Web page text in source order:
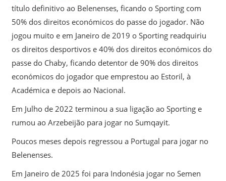
título definitivo ao Belenenses, ficando o Sporting com
50% dos direitos económicos do passe do jogador. Não
jogou muito e em Janeiro de 2019 o Sporting readquiriu
os direitos desportivos e 40% dos direitos económicos do
passe do Chaby, ficando detentor de 90% dos direitos
económicos do jogador que emprestou ao Estoril, à
Académica e depois ao Nacional.
Em Julho de 2022 terminou a sua ligação ao Sporting e
rumou ao Arzebeijão para jogar no Sumqayit.
Poucos meses depois regressou a Portugal para jogar no
Belenenses.
Em Janeiro de 2025 foi para Indonésia jogar no Semen